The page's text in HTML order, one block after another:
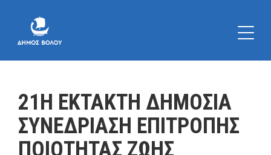
21Η ΕΚΤΑΚΤΗ ΔΗΜΟΣΙΑ
ΣΥΝΕΔΡΙΑΣΗ ΕΠΙΤΡΟΠΗΣ
ΠΟΙΟΤΗΤΑΣ ΖΩΗΣ